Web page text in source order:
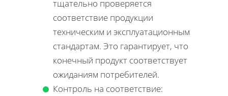
тщательно проверяется
соответствие продукции
техническим и эксплуатационным
стандартам. Это гарантирует, что
конечный продукт соответствует
ожиданиям потребителей.
Контроль на соответствие: